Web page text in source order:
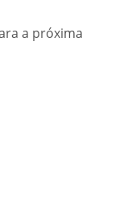
a próxima